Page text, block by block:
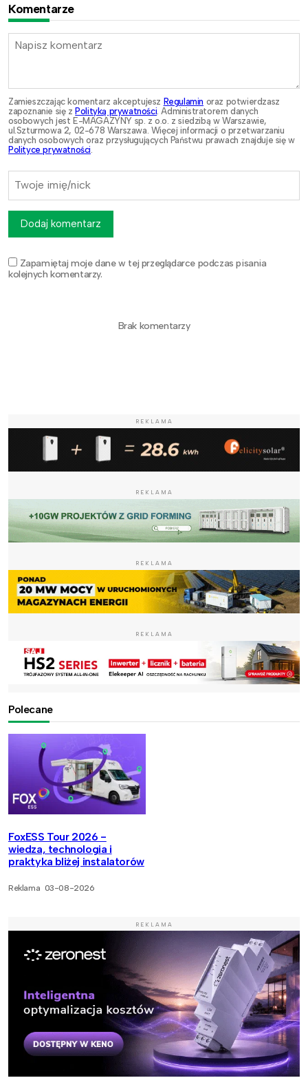
Komentarze
Zamieszczając komentarz akceptujesz Regulamin oraz potwierdzasz
zapoznanie się zPolityką prywatności . Administratorem danych
osobowych jest E-MAGAZYNY sp. z o.o. z siedzibą w Warszawie,
ul.Szturmowa 2, 02-678 Warszawa. Więcej informacji o przetwarzaniu
danych osobowych oraz przysługujących Państwu prawach znajduje się w
Polityce prywatności
Zapamiętaj moje dane w tej przeglądarce podczas pisania
kolejnych komentarzy.
Dodaj komentarz
Brak komentarzy
REKLAMA
REKLAMA
REKLAMA
REKLAMA
Polecane
FoxESS Tour 2026 -
wiedza, technologia i
praktyka bliżej instalatorów
Reklama 03-08-2026
REKLAMA